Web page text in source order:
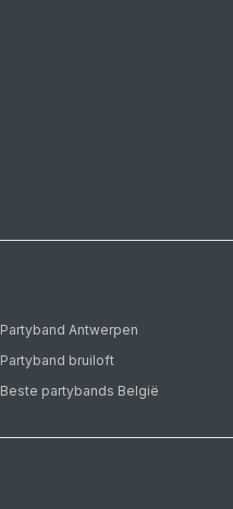
Partyband Antwerpen
Partyband bruiloft
Beste partybands België